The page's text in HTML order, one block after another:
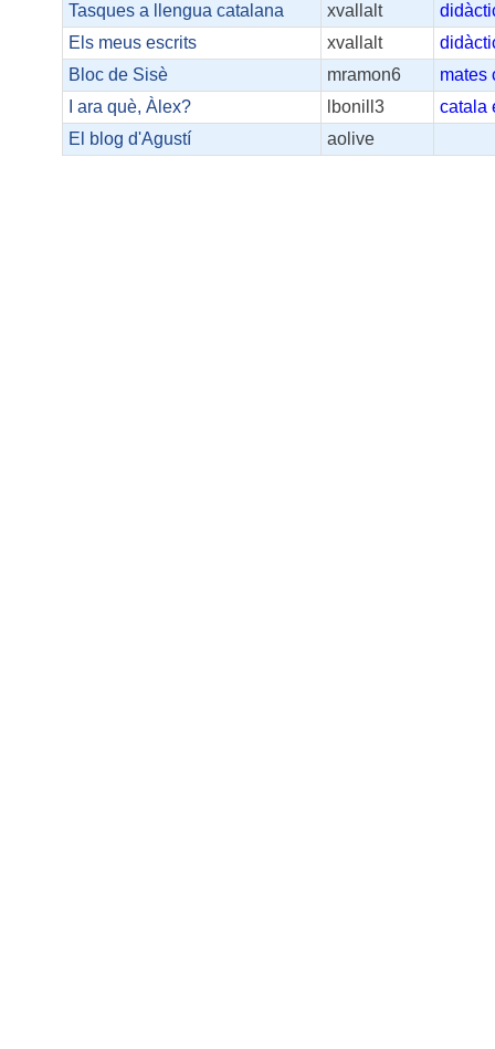
Tasques a llengua catalana
xvallalt
Els meus escrits
xvallalt
Bloc de Sisè
mramon6 mates
I ara què, Àlex?
lbonill3 catala
El blog d'Agustí
aolive